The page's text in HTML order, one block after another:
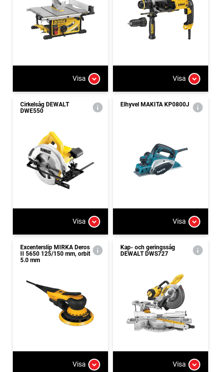
Visa Visa
Cirkelsåg DEWALT
DWE550
Visa
Elhyvel MAKITA KP0800J
Visa
Excenterslip MIRKA Deros
II 5650 125/150 mm, orbit
5.0 mm
Visa
Kap- och geringssåg
DEWALT DWS727
Visa